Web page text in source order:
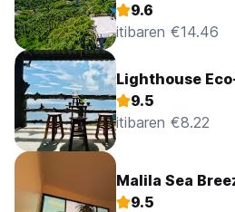
9.6
itibaren €14.46
Lighthouse
9.5
itibaren €8.22
Malila Sea
9.5